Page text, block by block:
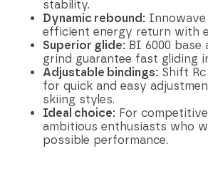
stability.
Dynamic rebound: Innowave
efficient energy return with
Superior glide: BI 6000 base
grind guarantee fast gliding
Adjustable bindings: Shift
for quick and easy
skiing styles.
Ideal choice: For
ambitious enthusiasts who
possible performance.